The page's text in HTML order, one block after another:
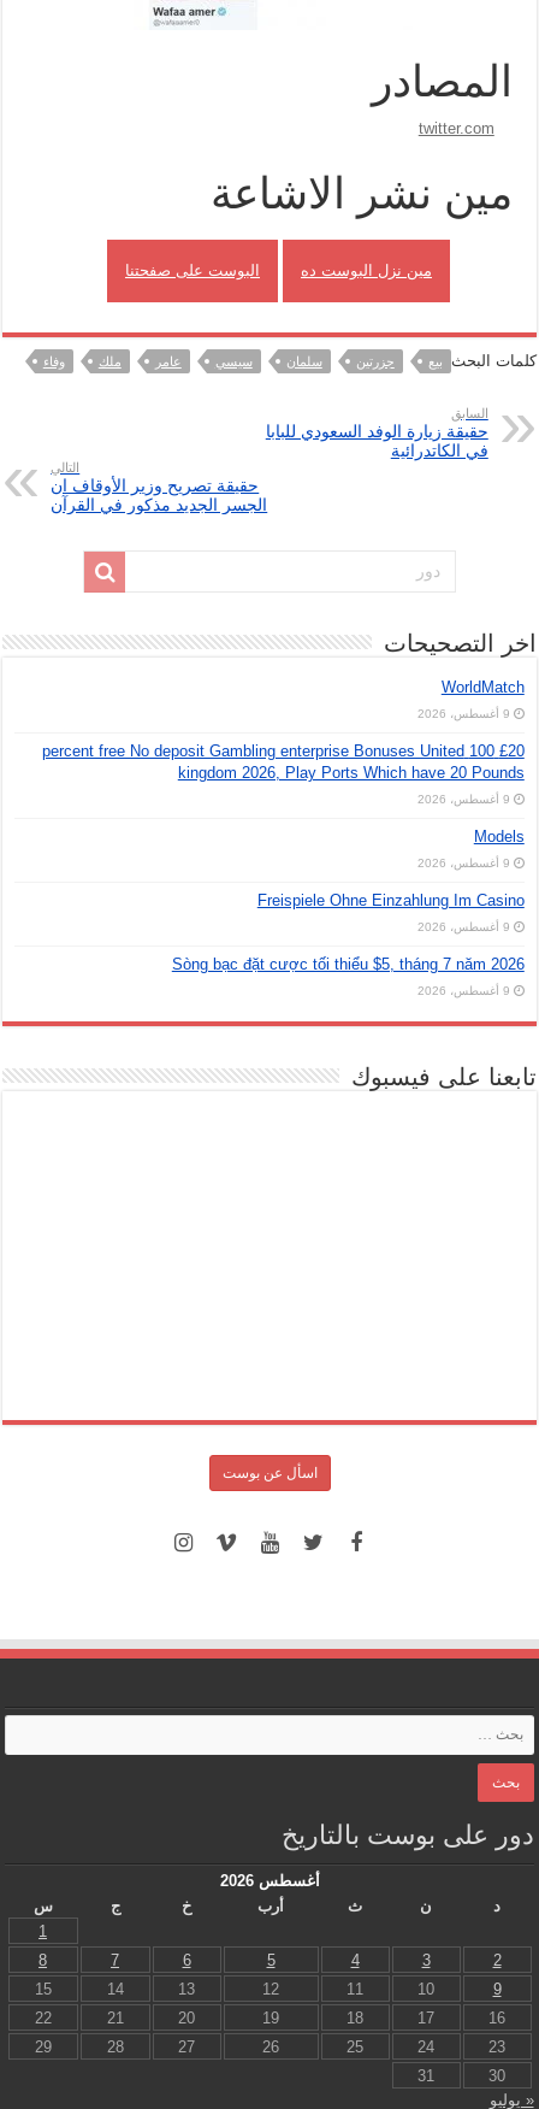
المصادر
twitter.com
مين نشر الاشاعة
مين نزل البوست ده البوست على صفحتنا
كلمات البحث بيع جزرتين سلمان سيسي عامر ملك وفاء
السابق
حقيقة زيارة الوفد السعودي للبابا
في الكاتدرائية
التالي
حقيقة تصريح وزير الأوقاف ان
الجسر الجديد مذكور في القرآن
اخر التصحيحات
WorldMatch
9 أغسطس، 2026
£20 100 percent free No deposit Gambling enterprise Bonuses United
kingdom 2026, Play Ports Which have 20 Pounds
9 أغسطس، 2026
Models
9 أغسطس، 2026
Freispiele Ohne Einzahlung Im Casino
9 أغسطس، 2026
Sòng bạc đặt cược tối thiểu $5, tháng 7 năm 2026
9 أغسطس، 2026
تابعنا على فيسبوك
اسأل عن بوست
دور على بوست بالتاريخ
أغسطس 2026
د
ن ث أرب خ ج
س
1
2
3
4
5
6
7
8
9
10
11
12
13
14
15
16
17
18
19
20
21
22
23
24
25
26
27
28
29
30
31
« يوليو